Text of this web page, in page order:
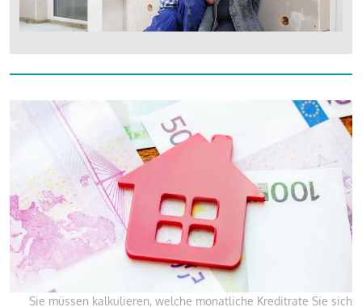
Sie müssen kalkulieren, welche monatliche Kreditrate Sie sich